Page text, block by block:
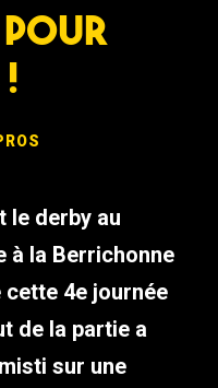
le derby au
à la Berrichonne
4e journée
de la partie a
sur une